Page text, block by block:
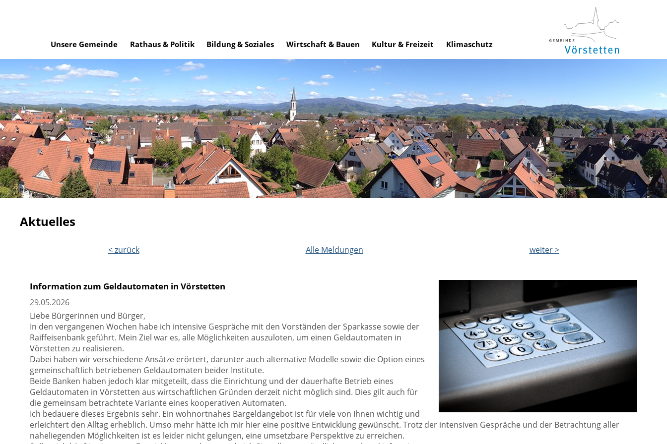
Unsere Gemeinde Rathaus & Politik Bildung & Soziales Wirtschaft & Bauen Kultur & Freizeit Klimaschutz
Aktuelles
< zurück Alle Meldungen weiter >
Information zum Geldautomaten in Vörstetten
29.05.2026
Liebe Bürgerinnen und Bürger,
In den vergangenen Wochen habe ich intensive Gespräche mit den Vorständen der Sparkasse sowie der
Raiffeisenbank geführt. Mein Ziel war es, alle Möglichkeiten auszuloten, um einen Geldautomaten in
Vörstetten zu realisieren.
Dabei haben wir verschiedene Ansätze erörtert, darunter auch alternative Modelle sowie die Option eines
gemeinschaftlich betriebenen Geldautomaten beider Institute.
Beide Banken haben jedoch klar mitgeteilt, dass die Einrichtung und der dauerhafte Betrieb eines
Geldautomaten in Vörstetten aus wirtschaftlichen Gründen derzeit nicht möglich sind. Dies gilt auch für
die gemeinsam betrachtete Variante eines kooperativen Automaten.
Ich bedauere dieses Ergebnis sehr. Ein wohnortnahes Bargeldangebot ist für viele von Ihnen wichtig und
erleichtert den Alltag erheblich. Umso mehr hätte ich mir hier eine positive Entwicklung gewünscht. Trotz der intensiven Gespräche und der Betrachtung aller
naheliegenden Möglichkeiten ist es leider nicht gelungen, eine umsetzbare Perspektive zu erreichen.